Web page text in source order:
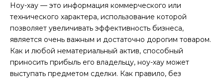
Ноу-хау — это информация коммерческого или
технического характера, использование которой
позволяет увеличивать эффективность бизнеса,
является очень важным и достаточно дорогим товаром.
Как и любой нематериальный актив, способный
приносить прибыль его владельцу, ноу-хау может
выступать предметом сделки. Как правило, без